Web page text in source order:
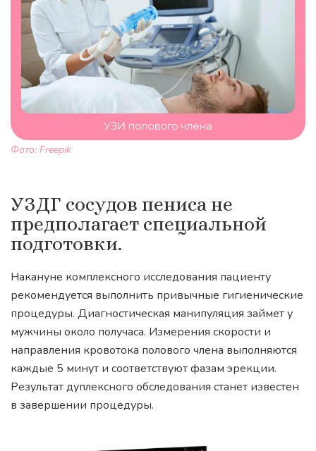
Фото: Freepik
УЗДГ сосудов пениса не
предполагает специальной
подготовки.
Накануне комплексного исследования пациенту
рекомендуется выполнить привычные гигиенические
процедуры. Диагностическая манипуляция займет у
мужчины около получаса. Измерения скорости и
направления кровотока полового члена выполняются
каждые 5 минут и соответствуют фазам эрекции.
Результат дуплексного обследования станет известен
в завершении процедуры.